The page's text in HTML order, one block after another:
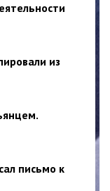
из
письмо к